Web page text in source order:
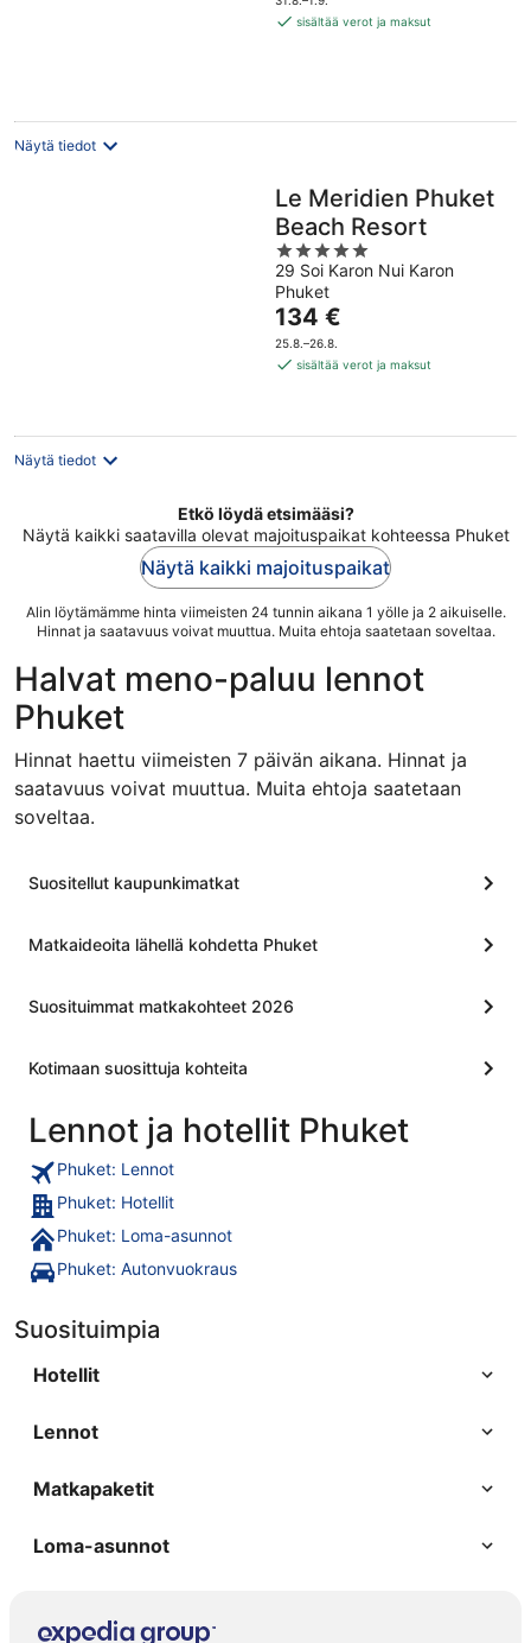
18 €sisältää verot ja maksut
Näytä tiedot
Le Meridien Phuket
Beach Resort
5
out
of
5
29 Soi Karon Nui Karon
Phuket
Hinta
on
134 €
134 €
25.8.–26.8.
sisältää verot ja maksut
Näytä tiedot
Etkö löydä etsimääsi?
Näytä kaikki saatavilla olevat majoituspaikat kohteessa Phuket
Näytä kaikki majoituspaikat
Alin löytämämme hinta viimeisten 24 tunnin aikana 1 yölle ja 2 aikuiselle.
Hinnat ja saatavuus voivat muuttua. Muita ehtoja saatetaan soveltaa.
Halvat meno-paluu lennot
Phuket
Hinnat haettu viimeisten 7 päivän aikana. Hinnat ja
saatavuus voivat muuttua. Muita ehtoja saatetaan
soveltaa.
Suositellut kaupunkimatkat
Matkaideoita lähellä kohdetta Phuket
Suosituimmat matkakohteet 2026
Kotimaan suosittuja kohteita
Lennot ja hotellit Phuket
Phuket: Lennot
Phuket: Hotellit
Phuket: Loma-asunnot
Phuket: Autonvuokraus
Suosituimpia
Hotellit
Lennot
Matkapaketit
Loma-asunnot